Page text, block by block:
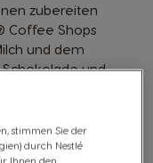
zubereiten
Coffee Shops
und dem
und
damit du ein
genießen
stimmen Sie der
durch Nestlé
Ihnen den